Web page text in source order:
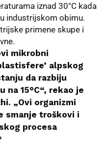
iznad 30°C kada
industrijskom obimu.
primene skupe i
mikrobni
alpskog
da razbiju
na 15°C“, rekao je
„Ovi organizmi
smanje troškovi i
procesa